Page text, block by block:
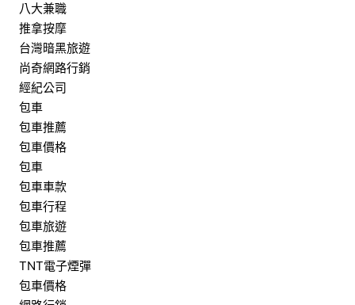
八大兼職
推拿按摩
台灣暗黑旅遊
尚奇網路行銷
經紀公司
包車
包車推薦
包車價格
包車
包車車款
包車行程
包車旅遊
包車推薦
TNT電子煙彈
包車價格